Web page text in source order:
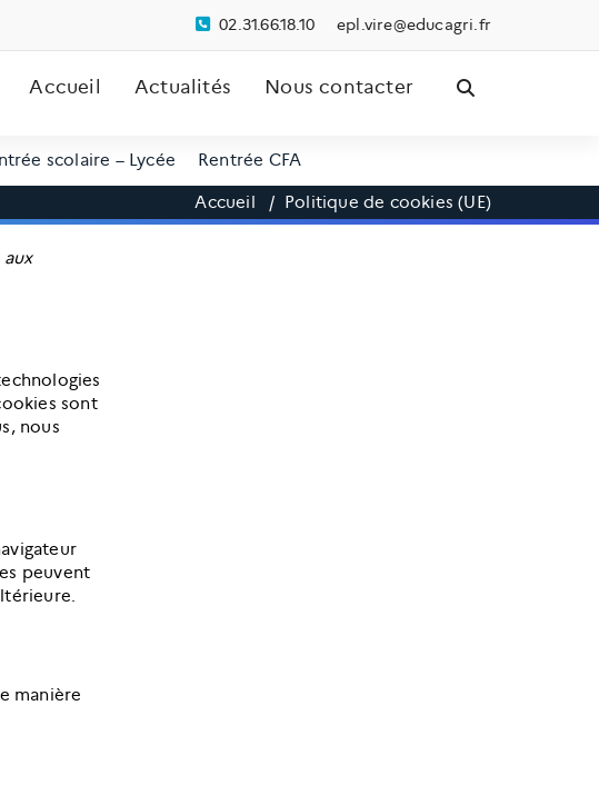
rf.
irgac
ude@e
riv.l
pe
02.31.66.18.10
Accueil Actualités Nous contacter
scolaire – Lycée Rentrée CFA
Accueil / Politique de cookies (UE)
sont
nous
peuvent
manière